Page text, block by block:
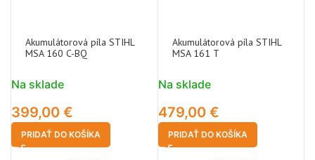
Akumulátorová píla STIHL
MSA 160 C-BQ
Na sklade
399,00 €
PRIDAŤ DO KOŠÍKA
Akumulátorová píla STIHL
MSA 161 T
Na sklade
479,00 €
PRIDAŤ DO KOŠÍKA